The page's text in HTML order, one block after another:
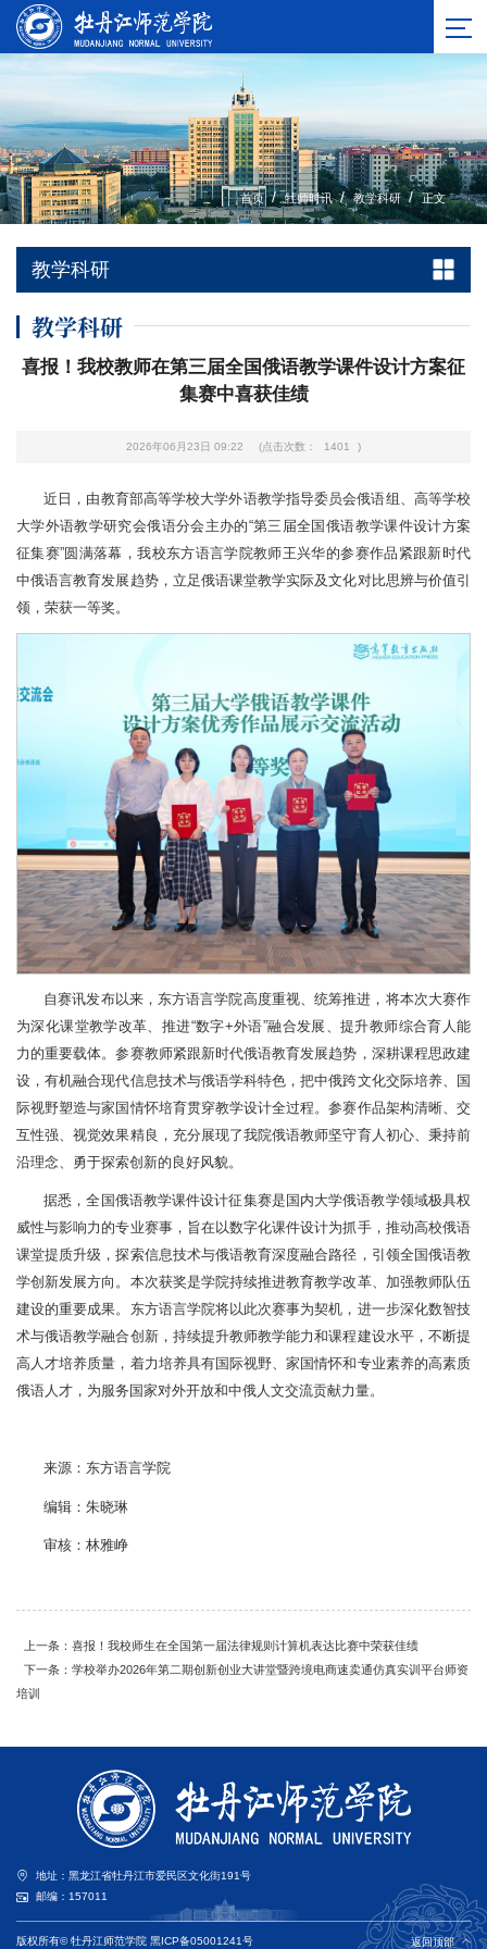
首页 / 牡师时讯 / 教学科研 / 正文
教学科研
教学科研
喜报！我校教师在第三届全国俄语教学课件设计方案征
集赛中喜获佳绩
2026年06月23日 09:22 (点击次数： 1401 )
近日，由教育部高等学校大学外语教学指导委员会俄语组、高等学校
大学外语教学研究会俄语分会主办的“第三届全国俄语教学课件设计方案
征集赛”圆满落幕，我校东方语言学院教师王兴华的参赛作品紧跟新时代
中俄语言教育发展趋势，立足俄语课堂教学实际及文化对比思辨与价值引
领，荣获一等奖。
自赛讯发布以来，东方语言学院高度重视、统筹推进，将本次大赛作
为深化课堂教学改革、推进“数字+外语”融合发展、提升教师综合育人能
力的重要载体。参赛教师紧跟新时代俄语教育发展趋势，深耕课程思政建
设，有机融合现代信息技术与俄语学科特色，把中俄跨文化交际培养、国
际视野塑造与家国情怀培育贯穿教学设计全过程。参赛作品架构清晰、交
互性强、视觉效果精良，充分展现了我院俄语教师坚守育人初心、秉持前
沿理念、勇于探索创新的良好风貌。
据悉，全国俄语教学课件设计征集赛是国内大学俄语教学领域极具权
威性与影响力的专业赛事，旨在以数字化课件设计为抓手，推动高校俄语
课堂提质升级，探索信息技术与俄语教育深度融合路径，引领全国俄语教
学创新发展方向。本次获奖是学院持续推进教育教学改革、加强教师队伍
建设的重要成果。东方语言学院将以此次赛事为契机，进一步深化数智技
术与俄语教学融合创新，持续提升教师教学能力和课程建设水平，不断提
高人才培养质量，着力培养具有国际视野、家国情怀和专业素养的高素质
俄语人才，为服务国家对外开放和中俄人文交流贡献力量。
来源：东方语言学院
编辑：朱晓琳
审核：林雅峥
上一条：喜报！我校师生在全国第一届法律规则计算机表达比赛中荣获佳绩
下一条：学校举办2026年第二期创新创业大讲堂暨跨境电商速卖通仿真实训平台师资
培训
地址：黑龙江省牡丹江市爱民区文化街191号
邮编：157011
版权所有© 牡丹江师范学院 黑ICP备05001241号 返回顶部